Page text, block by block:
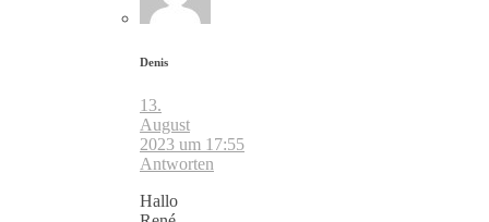
Denis
13.
August
2023 um 17:55
Antworten
Hallo